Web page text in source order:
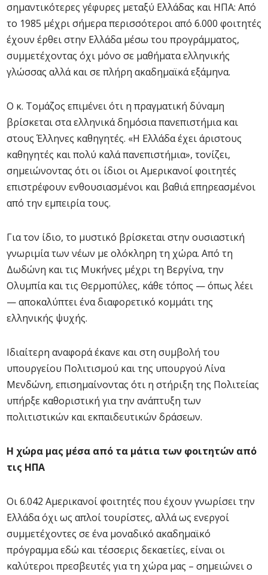
σημαντικότερες γέφυρες μεταξύ Ελλάδας και ΗΠΑ: Από
το 1985 μέχρι σήμερα περισσότεροι από 6.000 φοιτητές
έχουν έρθει στην Ελλάδα μέσω του προγράμματος,
συμμετέχοντας όχι μόνο σε μαθήματα ελληνικής
γλώσσας αλλά και σε πλήρη ακαδημαϊκά εξάμηνα.
Ο κ. Τομάζος επιμένει ότι η πραγματική δύναμη
βρίσκεται στα ελληνικά δημόσια πανεπιστήμια και
στους Έλληνες καθηγητές. «Η Ελλάδα έχει άριστους
καθηγητές και πολύ καλά πανεπιστήμια», τονίζει,
σημειώνοντας ότι οι ίδιοι οι Αμερικανοί φοιτητές
επιστρέφουν ενθουσιασμένοι και βαθιά επηρεασμένοι
από την εμπειρία τους.
Για τον ίδιο, το μυστικό βρίσκεται στην ουσιαστική
γνωριμία των νέων με ολόκληρη τη χώρα. Από τη
Δωδώνη και τις Μυκήνες μέχρι τη Βεργίνα, την
Ολυμπία και τις Θερμοπύλες, κάθε τόπος — όπως λέει
— αποκαλύπτει ένα διαφορετικό κομμάτι της
ελληνικής ψυχής.
Ιδιαίτερη αναφορά έκανε και στη συμβολή του
υπουργείου Πολιτισμού και της υπουργού Λίνα
Μενδώνη, επισημαίνοντας ότι η στήριξη της Πολιτείας
υπήρξε καθοριστική για την ανάπτυξη των
πολιτιστικών και εκπαιδευτικών δράσεων.
Η χώρα μας μέσα από τα μάτια των φοιτητών από
τις ΗΠΑ
Οι 6.042 Αμερικανοί φοιτητές που έχουν γνωρίσει την
Ελλάδα όχι ως απλοί τουρίστες, αλλά ως ενεργοί
συμμετέχοντες σε ένα μοναδικό ακαδημαϊκό
πρόγραμμα εδώ και τέσσερις δεκαετίες, είναι οι
καλύτεροι πρεσβευτές για τη χώρα μας – σημειώνει ο